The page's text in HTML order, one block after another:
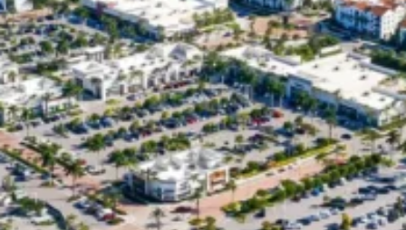
verticalement
intégrée, avec des
stratégies
différenciées dans les